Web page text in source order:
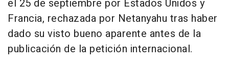
el 25 de septiembre por Estados Unidos y
Francia, rechazada por Netanyahu tras haber
dado su visto bueno aparente antes de la
publicación de la petición internacional.